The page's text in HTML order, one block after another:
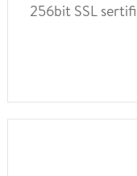
256bit SSL